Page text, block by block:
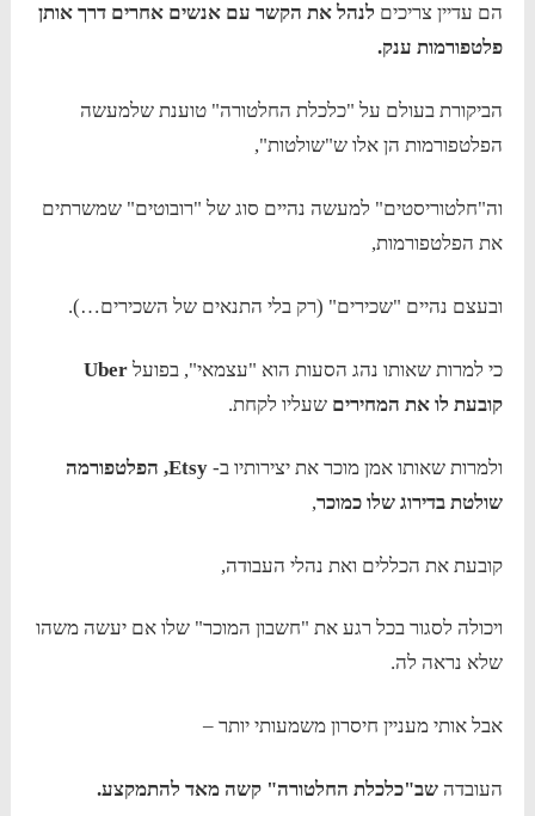
הם עדיין צריכים לנהל את הקשר עם אנשים אחרים דרך אותן
פלטפורמות ענק.
הביקורת בעולם על "כלכלת החלטורה" טוענת שלמעשה
הפלטפורמות הן אלו ש"שולטות",
וה"חלטוריסטים" למעשה נהיים סוג של "רובוטים" שמשרתים
את הפלטפורמות,
ובעצם נהיים "שכירים" (רק בלי התנאים של השכירים…).
כי למרות שאותו נהג הסעות הוא "עצמאי", בפועלUber
קובעת לו את המחירים שעליו לקחת.
ולמרות שאותו אמן מוכר את יצירותיו ב-Etsy, הפלטפורמה
שולטת בדירוג שלו כמוכר,
קובעת את הכללים ואת נהלי העבודה,
ויכולה לסגור בכל רגע את "חשבון המוכר" שלו אם יעשה משהו
שלא נראה לה.
אבל אותי מעניין חיסרון משמעותי יותר –
העובדהשב"כלכלת החלטורה" קשה מאד להתמקצע.